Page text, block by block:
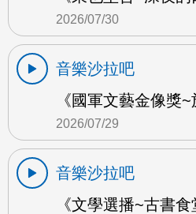
2026/07/30
音樂沙拉吧
《國軍文藝金像獎
2026/07/29
音樂沙拉吧
《文學選播~古書